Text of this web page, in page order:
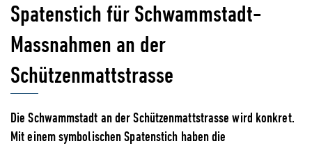
Spatenstich für Schwammstadt-
Massnahmen an der
Schützenmattstrasse
Die Schwammstadt an der Schützenmattstrasse wird konkret.
Mit einem symbolischen Spatenstich haben die